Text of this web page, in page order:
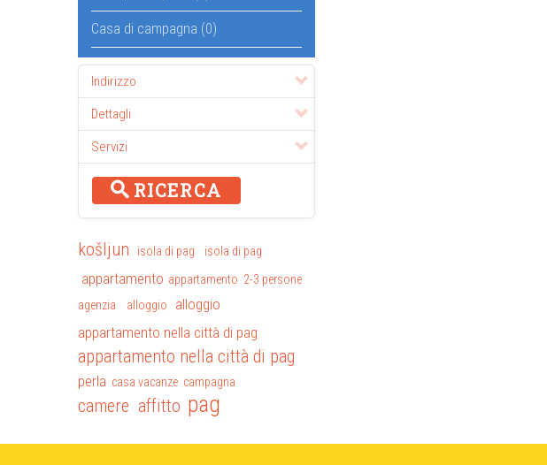
Casa di campagna (0)
Indirizzo
Dettagli
Servizi
RICERCA
košljun isola di pag isola di pag
appartamento appartamento 2-3 persone
agenzia
alloggio
alloggio
appartamento nella città di pag
appartamento nella città di pag
perla casa vacanze campagna
camere affitto pag